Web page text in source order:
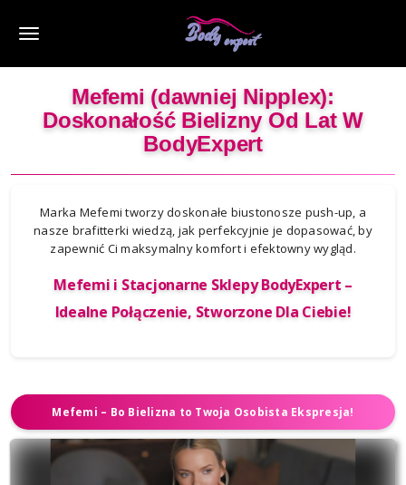
M
Mefemi (dawniej Nipplex):
Doskonałość Bielizny Od Lat W
BodyExpert
Marka Mefemi tworzy doskonałe biustonosze push-up, a
nasze brafitterki wiedzą, jak perfekcyjnie je dopasować, by
zapewnić Ci maksymalny komfort i efektowny wygląd.
Mefemi i Stacjonarne Sklepy BodyExpert –
Idealne Połączenie, Stworzone Dla Ciebie!
Mefemi – Bo Bielizna to Twoja Osobista Ekspresja!